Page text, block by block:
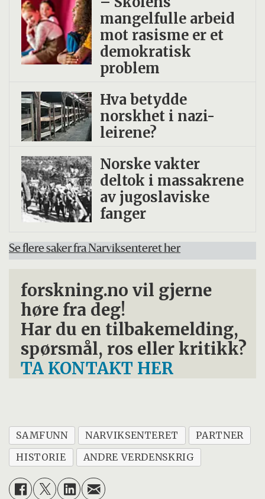
mangelfulle arbeid
mot rasisme er et
demokratisk
problem
Hva betydde
norskhet i nazi-
leirene?
Norske vakter
deltok i massakrene
av jugoslaviske
fanger
Se flere saker fra Narviksenteret her
forskning.no vil gjerne
høre fra deg!
Har du en tilbakemelding,
spørsmål, ros eller kritikk?
TA KONTAKT HER
SAMFUNN NARVIKSENTERET
PARTNER
HISTORIE
ANDRE VERDENSKRIG